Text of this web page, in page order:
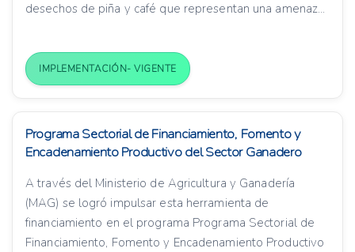
desechos de piña y café que representan una amenaz...
IMPLEMENTACIÓN- VIGENTE
Programa Sectorial de Financiamiento, Fomento y
Encadenamiento Productivo del Sector Ganadero
A través del Ministerio de Agricultura y Ganadería
(MAG) se logró impulsar esta herramienta de
financiamiento en el programa Programa Sectorial de
Financiamiento, Fomento y Encadenamiento Productivo